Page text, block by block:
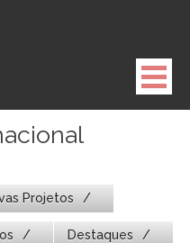
Projetos
Destaques